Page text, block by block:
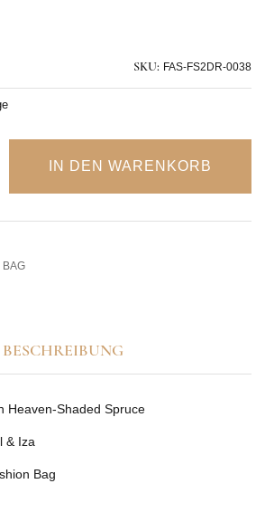
SKU: FAS-FS2DR-0038
IN DEN WARENKORB
BAG
BESCHREIBUNG
Heaven-Shaded Spruce
& Iza
Bag